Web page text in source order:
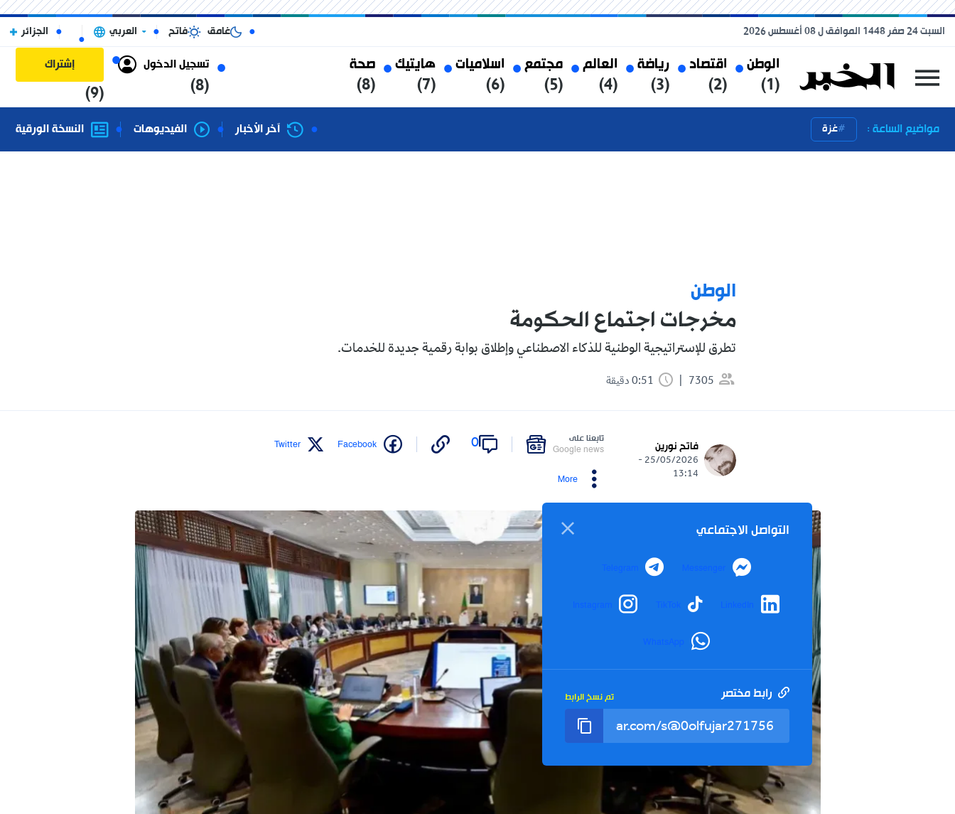
الوطن
(1)
اقتصاد
(2)
رياضة
(3)
العالم
(4)
مجتمع
(5)
اسلاميات
(6)
هايتيك
(7)
صحة
(8)
تسجيل الدخول
(8)
إشتراك
(9)
السبت 24 صفر 1448 الموافق ل 08 أغسطس 2026 غامق فاتح العربي الجزائر
مواضيع الساعة : غزة آخر الأخبار الفيديوهات النسخة الورقية
الوطن
مخرجات اجتماع الحكومة
تطرق للإستراتيجية الوطنية للذكاء الاصطناعي وإطلاق بوابة رقمية جديدة للخدمات.
7305
فاتح نورين
25/05/2026 -
13:14
تابعنا على
Google news
0
Facebook
Twitter
More
التواصل الاجتماعي
Messenger
Telegram
LinkedIn
TikTok
Instagram
WhatsApp
رابط مختصر تم نسخ الرابط